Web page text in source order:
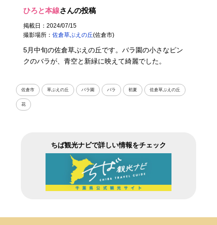
ひろと本線さんの投稿
掲載日：2024/07/15
撮影場所：佐倉草ぶえの丘(佐倉市)
5月中旬の佐倉草ぶえの丘です。バラ園の小さなピン
クのバラが、青空と新緑に映えて綺麗でした。
佐倉市 草ぶえの丘 バラ園 バラ 初夏 佐倉草ぶえの丘
花
ちば観光ナビで詳しい情報をチェック